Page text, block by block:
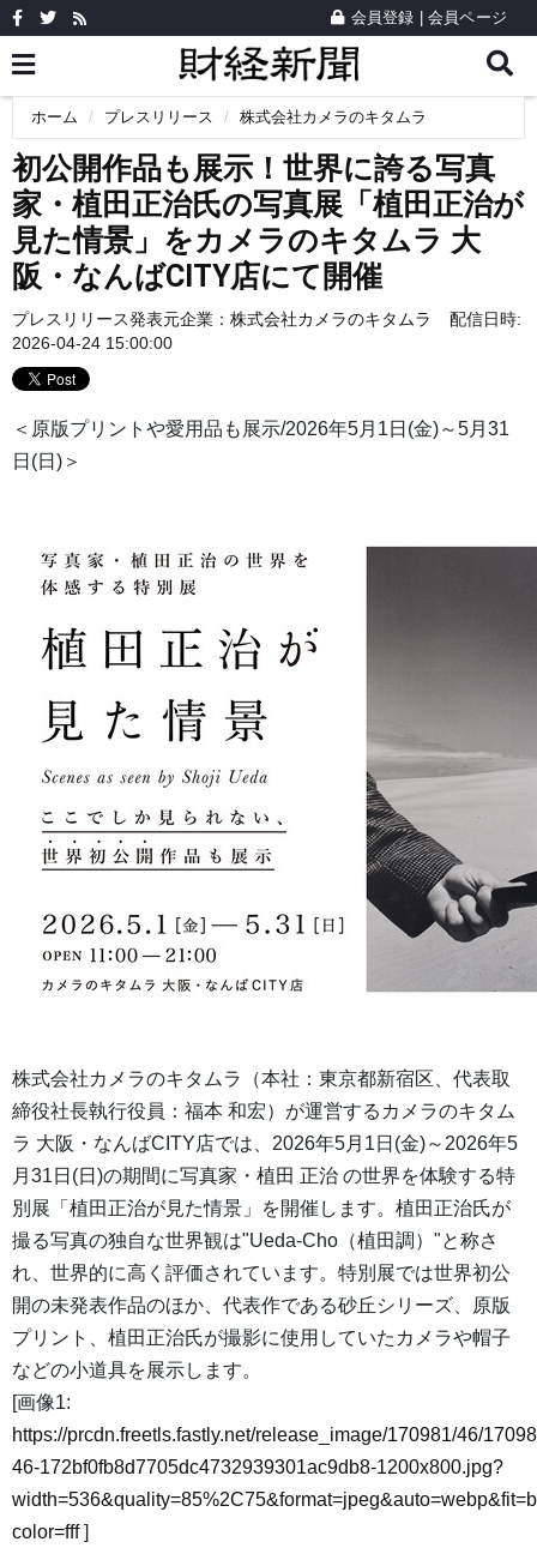
会員登録 会員ページ
ホーム プレスリリース 株式会社カメラのキタムラ
初公開作品も展示！世界に誇る写真
家・植田正治氏の写真展「植田正治が
見た情景」をカメラのキタムラ 大
阪・なんばCITY店にて開催
プレスリリース発表元企業： 株式会社カメラのキタムラ
配信日時:
2026-04-24 15:00:00
＜原版プリントや愛用品も展示/2026年5月1日(金)～5月31
日(日)＞
株式会社カメラのキタムラ（本社：東京都新宿区、代表取
締役社長執行役員：福本 和宏）が運営するカメラのキタム
ラ 大阪・なんばCITY店では、2026年5月1日(金)～2026年5
月31日(日)の期間に写真家・植田 正治 の世界を体験する特
別展「植田正治が見た情景」を開催します。植田正治氏が
撮る写真の独自な世界観は"Ueda-Cho（植田調）"と称さ
れ、世界的に高く評価されています。特別展では世界初公
開の未発表作品のほか、代表作である砂丘シリーズ、原版
プリント、植田正治氏が撮影に使用していたカメラや帽子
などの小道具を展示します。
[画像1:
https://prcdn.freetls.fastly.net/release_image/170981/46/
46-172bf0fb8d7705dc4732939301ac9db8-1200x800.jpg?
color=fff]